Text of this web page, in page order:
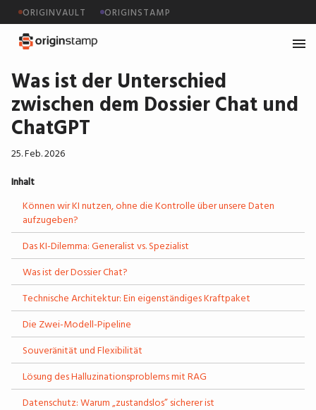
ORIGINVAULT ORIGINSTAMP
Was ist der Unterschied
zwischen dem Dossier Chat und
ChatGPT
25. Feb. 2026
Inhalt
Können wir KI nutzen, ohne die Kontrolle über unsere Daten
aufzugeben?
Das KI-Dilemma: Generalist vs. Spezialist
Was ist der Dossier Chat?
Technische Architektur: Ein eigenständiges Kraftpaket
Die Zwei-Modell-Pipeline
Souveränität und Flexibilität
Lösung des Halluzinationsproblems mit RAG
Datenschutz: Warum „zustandslos” sicherer ist